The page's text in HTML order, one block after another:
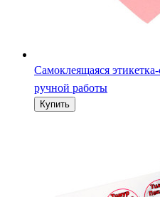
Самоклеящаяся
ручной работы